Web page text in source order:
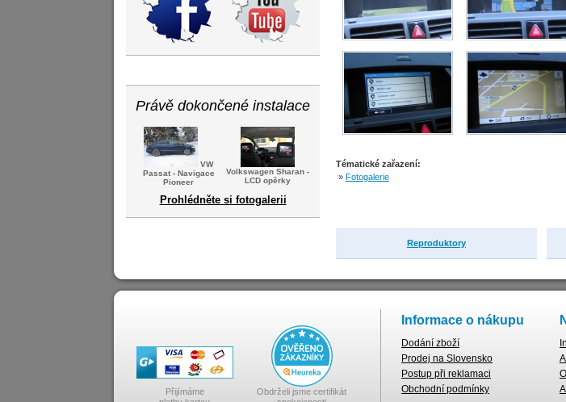
Právě dokončené instalace
VW
Passat - Navigace
Pioneer
Volkswagen Sharan -
LCD opěrky
Prohlédněte si fotogalerii
Tématické zařazení:
» Fotogalerie
Reproduktory
Přijímáme
Obdrželi jsme certifikát
Informace o nákupu
Dodání zboží
Prodej na Slovensko
Postup při reklamaci
Obchodní podmínky